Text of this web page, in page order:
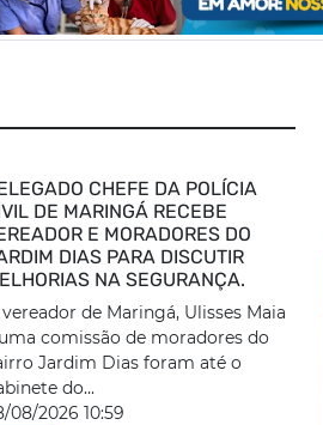
CHEFE DA POLÍCIA
DE MARINGÁ RECEBE
E MORADORES DO
DIAS PARA DISCUTIR
NA SEGURANÇA.
de Maringá, Ulisses Maia
comissão de moradores do
Jardim Dias foram até o
do...
08/2026 10:59